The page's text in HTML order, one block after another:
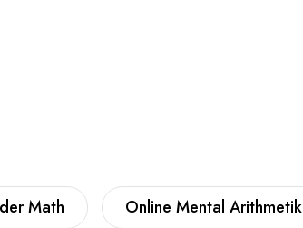
Math Online Mental Arithmetik